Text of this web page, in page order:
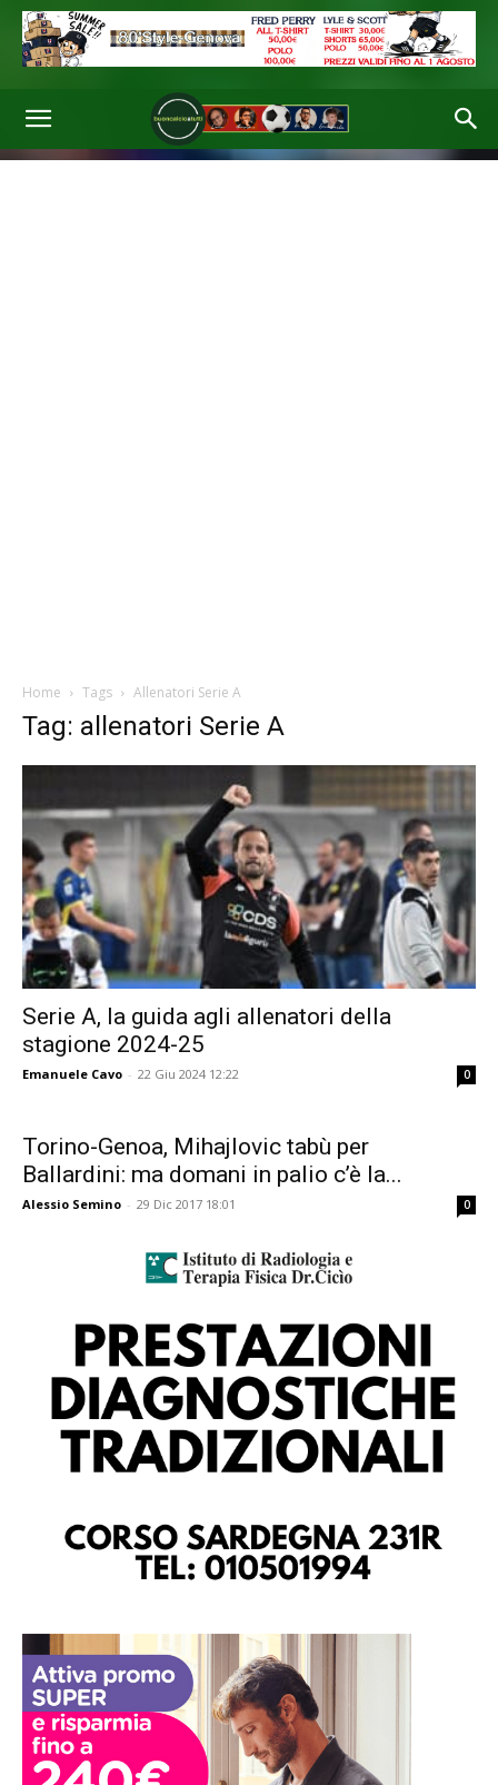
Home Tags Allenatori Serie A
Tag: allenatori Serie A
Serie A, la guida agli allenatori della
stagione 2024-25
Emanuele Cavo - 22 Giu 2024 12:22 0
Torino-Genoa, Mihajlovic tabù per
Ballardini: ma domani in palio c’è la...
Alessio Semino - 29 Dic 2017 18:01 0